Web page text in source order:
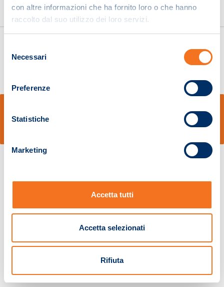
con altre informazioni che ha fornito loro o che hanno
raccolto dal suo utilizzo dei loro servizi.
delNecessari
Preferenze
Statistiche
Marketing
Accetta tutti
Accetta selezionati
Rifiuta
Pistoia 01680210505 – R.E.A. n.155974 - Cap.Soc. € 2.000.000,00 i.v. La
Società adotta il Codice Etico D.lgs. 231/01